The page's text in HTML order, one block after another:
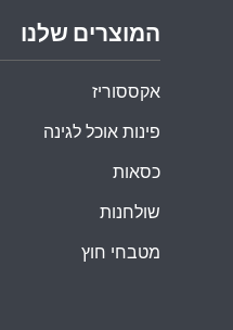
המוצרים שלנו
אקססוריז
פינות אוכל לגינה
כסאות
שולחנות
מטבחי חוץ